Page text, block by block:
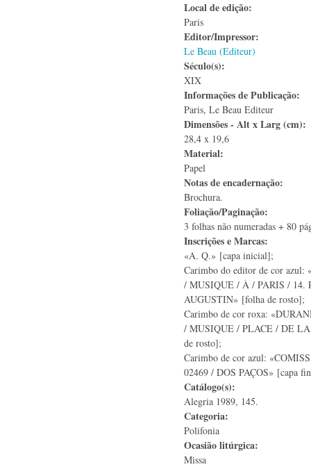
Local de edição:
Paris
Editor/Impressor:
Le Beau (Editeur)
Século(s):
XIX
Informações de Publicação:
Paris, Le Beau Editeur
Dimensões - Alt x Larg (cm):
28,4 x 19,6
Material:
Papel
Notas de encadernação:
Brochura.
Foliação/Paginação:
3 folhas não numeradas + 80
Inscrições e Marcas:
«A. Q.» [capa inicial];
Carimbo do editor de cor
/ MUSIQUE / À / PARIS / 14.
AUGUSTIN» [folha de rosto];
Carimbo de cor roxa:
/ MUSIQUE / PLACE / DE
de rosto];
Carimbo de cor azul:
02469 / DOS PAÇOS» [capa
Catálogo(s):
Alegria 1989, 145.
Categoria:
Polifonia
Ocasião litúrgica:
Missa